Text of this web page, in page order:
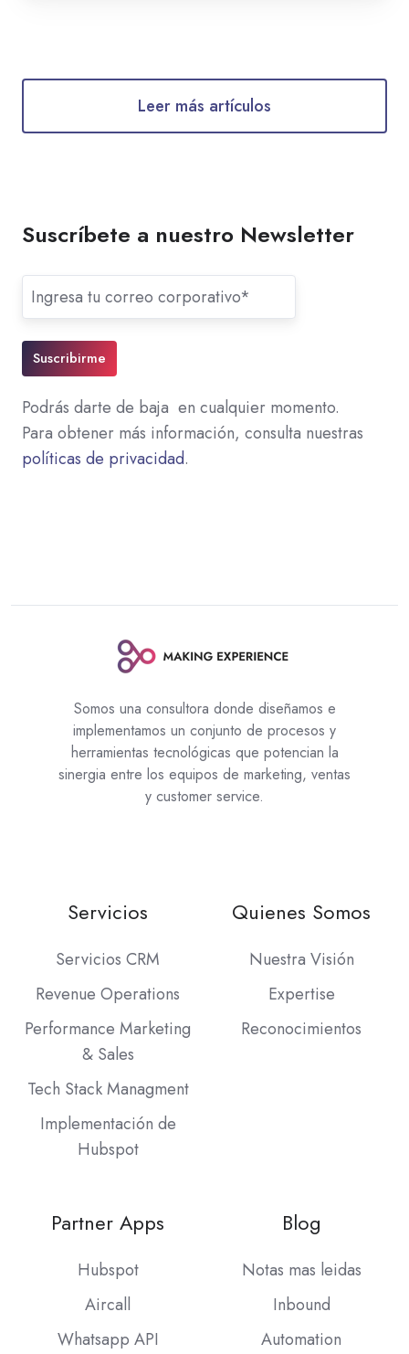
Leer más artículos
Suscríbete a nuestro Newsletter
Podrás darte de baja en cualquier momento.
Para obtener más información, consulta nuestras
políticas de privacidad.
Somos una consultora donde diseñamos e
implementamos un conjunto de procesos y
herramientas tecnológicas que potencian la
sinergia entre los equipos de marketing, ventas
y customer service.
Servicios
Servicios CRM
Revenue Operations
Performance Marketing
& Sales
Tech Stack Managment
Implementación de
Hubspot
Quienes Somos
Nuestra Visión
Expertise
Reconocimientos
Partner Apps
Hubspot
Aircall
Whatsapp API
Blog
Notas mas leidas
Inbound
Automation